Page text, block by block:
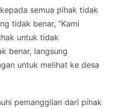
semua pihak tidak
tidak benar, “Kami
untuk tidak
benar, langsung
untuk melihat ke desa
pemanggilan dari pihak